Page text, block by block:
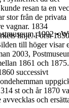
1992 •
resan ta en
storfrån de privata
vagnar. 1834
linje. Först 1850
till högervisar
2003,
1861 och 1875.
successivt
st och år 1870
avvecklas och